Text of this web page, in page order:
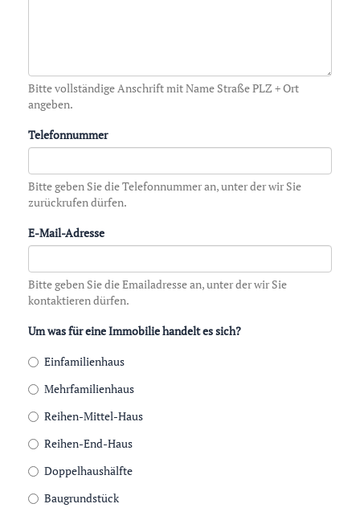
Bitte vollständige Anschrift mit Name Straße PLZ + Ort
angeben.
Telefonnummer
Bitte geben Sie die Telefonnummer an, unter der wir Sie
zurückrufen dürfen.
E-Mail-Adresse
Bitte geben Sie die Emailadresse an, unter der wir Sie
kontaktieren dürfen.
Um was für eine Immobilie handelt es sich?
Einfamilienhaus
Mehrfamilienhaus
Reihen-Mittel-Haus
Reihen-End-Haus
Doppelhaushälfte
Baugrundstück